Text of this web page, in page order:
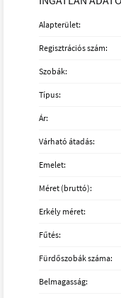
Alapterület:
Regisztrációs szám:
Szobák:
Típus:
Ár:
Várható átadás:
Emelet:
Méret (bruttó):
Erkély méret:
Fűtés:
Fürdőszobák száma:
Belmagasság: